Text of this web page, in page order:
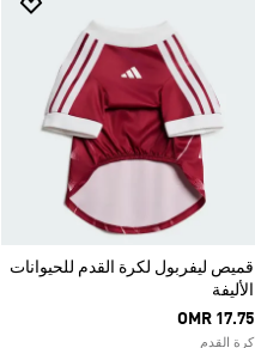
قميص ليفربول لكرة القدم للحيوانات
الأليفة
OMR 17.75
كرة القدم